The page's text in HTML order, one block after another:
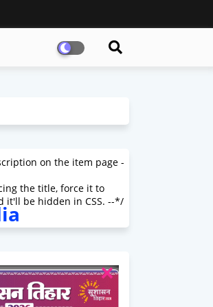
on the item page -
the title, force it to
it'll be hidden in CSS. --*/